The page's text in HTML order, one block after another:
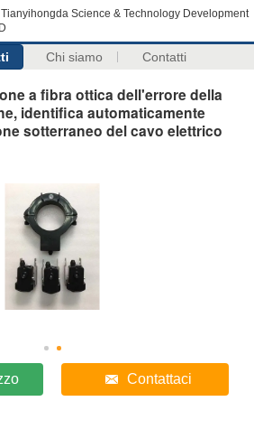
Science & Technology Development
Chi siamo Contatti
a fibra ottica dell'errore della
identifica automaticamente
sotterraneo del cavo elettrico
Contattaci